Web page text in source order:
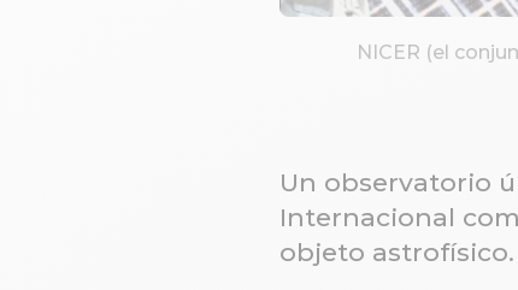
NICER (el
Un observatorio
Internacional
objeto astrofísico.